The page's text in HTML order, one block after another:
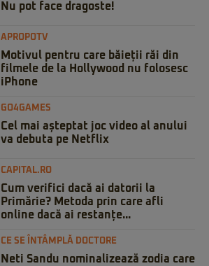
Nu pot face dragoste!
APROPOTV
Motivul pentru care băieții răi din
filmele de la Hollywood nu folosesc
iPhone
GO4GAMES
Cel mai așteptat joc video al anului
va debuta pe Netflix
CAPITAL.RO
Cum verifici dacă ai datorii la
Primărie? Metoda prin care afli
online dacă ai restanțe...
CE SE ÎNTÂMPLĂ DOCTORE
Neti Sandu nominalizează zodia care